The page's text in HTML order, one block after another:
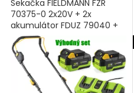
Sekačka FIELDMANN FZR
70375-0 2x20V + 2x
akumulátor FDUZ 79040 +
Nabíječka FDUZ 79110